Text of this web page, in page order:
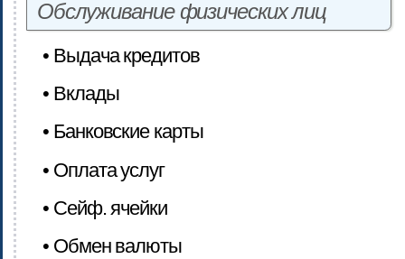
Обслуживание физических лиц
• Выдача кредитов
• Вклады
• Банковские карты
• Оплата услуг
• Сейф. ячейки
• Обмен валюты